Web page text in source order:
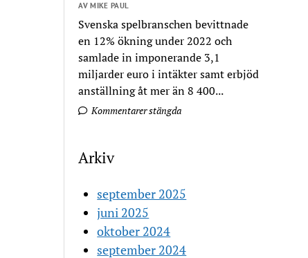
AV MIKE PAUL
Svenska spelbranschen bevittnade
en 12% ökning under 2022 och
samlade in imponerande 3,1
miljarder euro i intäkter samt erbjöd
anställning åt mer än 8 400...
Kommentarer stängda
Arkiv
september 2025
juni 2025
oktober 2024
september 2024